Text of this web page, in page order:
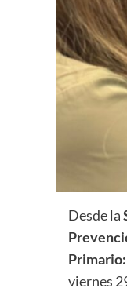
Desde la
viernes